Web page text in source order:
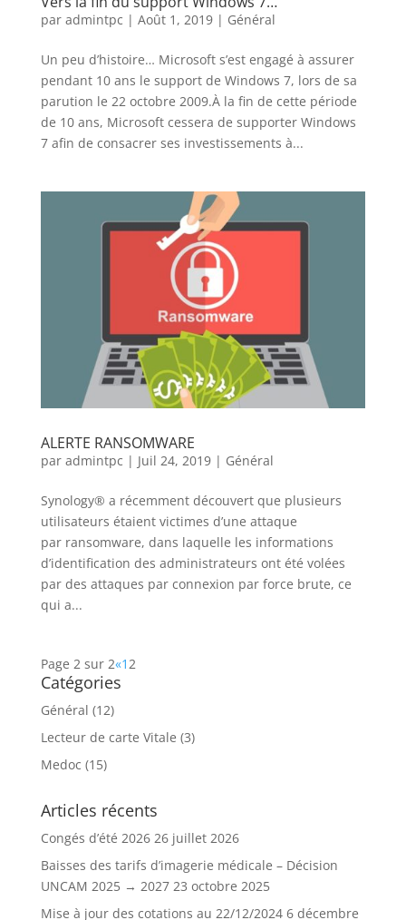
par admintpc | Août 1, 2019| Général
Un peu d’histoire… Microsoft s’est engagé à assurer
pendant 10 ans le support de Windows 7, lors de sa
parution le 22 octobre 2009.À la fin de cette période
de 10 ans, Microsoft cessera de supporter Windows
7 afin de consacrer ses investissements à...
ALERTE RANSOMWARE
par admintpc | Juil 24, 2019| Général
Synology® a récemment découvert que plusieurs
utilisateurs étaient victimes d’une attaque
par ransomware, dans laquelle les informations
d’identification des administrateurs ont été volées
par des attaques par connexion par force brute, ce
qui a...
Page 2 sur 2«12
Catégories
Général (12)
Lecteur de carte Vitale (3)
Medoc (15)
Articles récents
Congés d’été 2026 26 juillet 2026
Baisses des tarifs d’imagerie médicale – Décision
UNCAM 2025 → 2027 23 octobre 2025
Mise à jour des cotations au 22/12/2024 6 décembre